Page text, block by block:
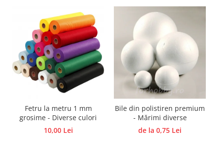
Materiale textile
Articole din bumbac
Modele termoadezive
Saculeti
Design cofetarie
Forme pentru turnat ciocolata
Pictura pe fata si corp
Vopsea pentru fata si corp
Fetru la metru 1 mm
grosime - Diverse culori
10,00 Lei
Bile din polistiren premium
- Mărimi diverse
de la 0,75 Lei